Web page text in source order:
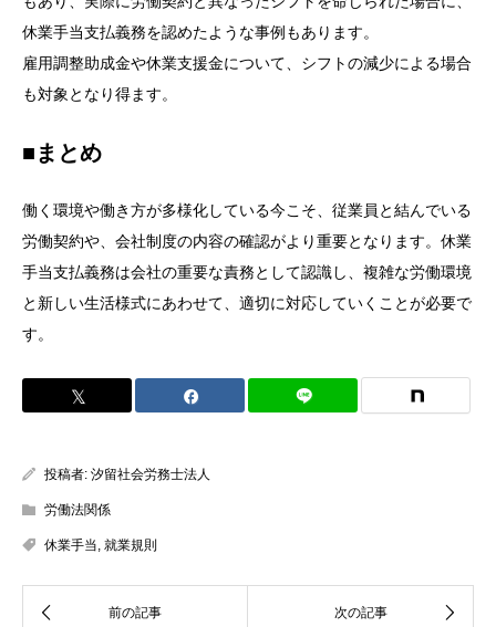
休業手当支払義務を認めたような事例もあります。
雇用調整助成金や休業支援金について、シフトの減少による場合
も対象となり得ます。
■まとめ
働く環境や働き方が多様化している今こそ、従業員と結んでいる
労働契約や、会社制度の内容の確認がより重要となります。休業
手当支払義務は会社の重要な責務として認識し、複雑な労働環境
と新しい生活様式にあわせて、適切に対応していくことが必要で
す。
投稿者: 汐留社会労務士法人
労働法関係
休業手当 就業規則